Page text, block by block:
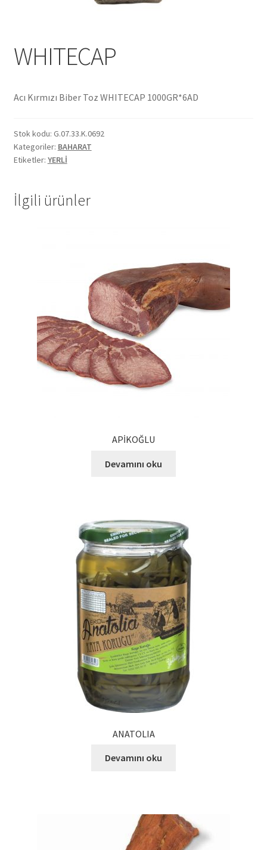
Heinz Katalog
İnsan Kaynakları
İtalyan Mutfağı
La Deliziosa Katalog
Meksika Mutfağı
Ödeme
Uzakdoğu Mutfağı
Yönetim Kurulu Kişiler
WHITECAP
Acı Kırmızı Biber Toz WHITECAP 1000GR*6AD
Stok kodu: G.07.33.K.0692
Kategoriler: BAHARAT
Etiketler: YERLİ
İlgili ürünler
APİKOĞLU
Devamını oku
ANATOLIA
Devamını oku